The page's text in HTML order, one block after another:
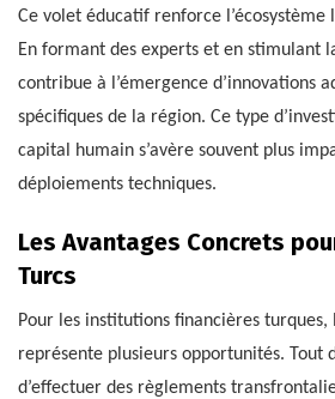
Ce volet éducatif renforce
En formant des experts et en stimulant
contribue à l’émergence d’innovations
spécifiques de la région. Ce type
capital humain s’avère souvent plus
déploiements techniques.
Les Avantages Concrets
Turcs
Pour les institutions financières turques,
représente plusieurs opportunités. Tout
d’effectuer des règlements